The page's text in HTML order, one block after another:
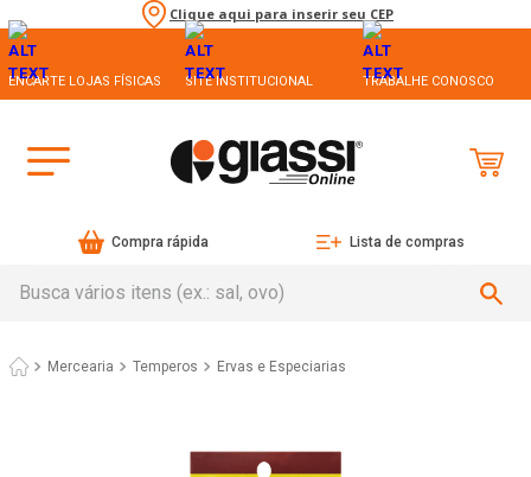
Clique aqui para inserir seu CEP
ENCARTE LOJAS FÍSICAS SITE INSTITUCIONAL TRABALHE CONOSCO
Compra rápida Lista de compras
Mercearia Temperos Ervas e Especiarias